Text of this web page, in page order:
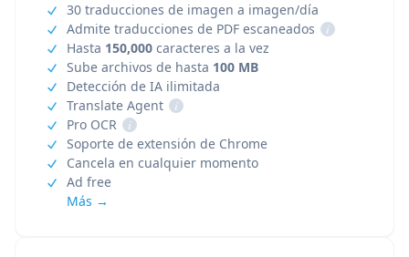
30 traducciones de imagen a imagen/día
Admite traducciones de PDF escaneados
i
Hasta 150,000 caracteres a la vez
Sube archivos de hasta 100 MB
Detección de IA ilimitada
Translate Agent
i
Pro OCR
i
Soporte de extensión de Chrome
Cancela en cualquier momento
Ad free
Más →